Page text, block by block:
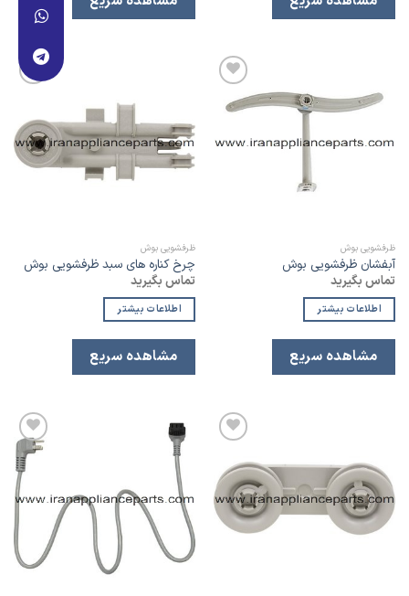
افزودن
به
مندی
ظرفشویی بوش
آبفشان ظرفشویی بوش
تماس بگیرید
اطلاعات بیشتر
مشاهده سریع
لیست
علاقه
مندی
ظرفشویی بوش
چرخ کناره های سبد ظرفشویی بوش
تماس بگیرید
اطلاعات بیشتر
مشاهده سریع
به
لیست
علاقه
مندی
افزودن
مندی